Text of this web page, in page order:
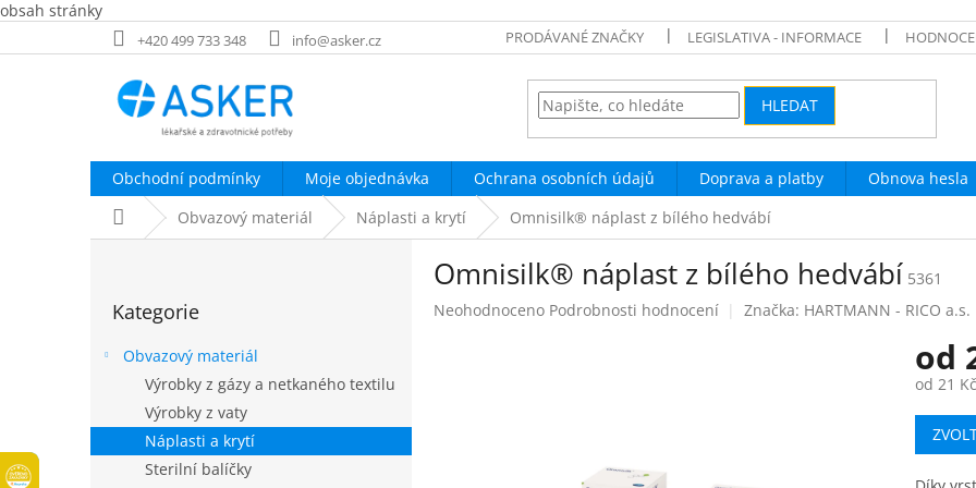
obsah stránky
na
+420 499 733 348 info@asker.cz PRODÁVANÉ ZNAČKY LEGISLATIVA - INFORMACE
HLEDAT
Obchodní podmínky Moje objednávka Ochrana osobních údajů Doprava a platby Obnova hesla
Domů Obvazový materiál Náplasti a krytí Omnisilk® náplast z bílého hedvábí
kategorie
Kategorie
Obvazový materiál
Výrobky z gázy a netkaného textilu
Výrobky z vaty
Náplasti a krytí
Sterilní balíčky
Omnisilk® náplast z bílého hedvábí 5361
Průměrné
Neohodnoceno Podrobnosti hodnocení Značka: HARTMANN - RICO a.s.
od
od 21 Kč
Měrná
cena: